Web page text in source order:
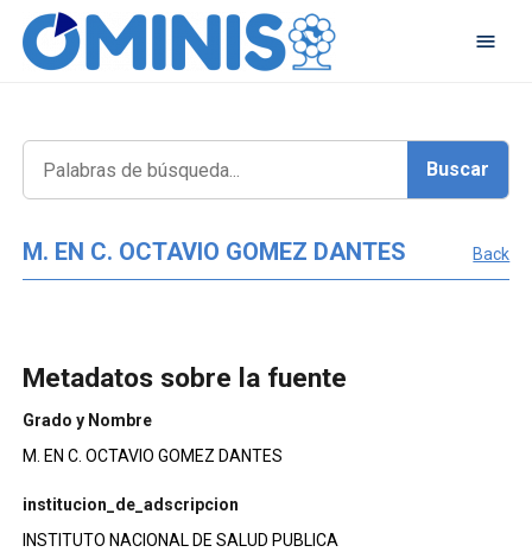
M. EN C. OCTAVIO GOMEZ DANTES Back
Metadatos sobre la fuente
Grado y Nombre
M. EN C. OCTAVIO GOMEZ DANTES
institucion_de_adscripcion
INSTITUTO NACIONAL DE SALUD PUBLICA